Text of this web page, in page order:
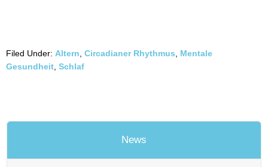
Filed Under: Altern Circadianer Rhythmus
Mentale
Gesundheit Schlaf
News